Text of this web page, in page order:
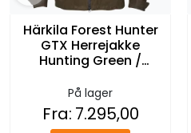
Härkila Forest Hunter
GTX Herrejakke
Hunting Green /
På lager
Fra: 7.295,00